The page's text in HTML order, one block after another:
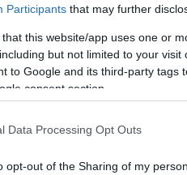
Participants that may further
that this website/app uses one or
but not limited to your
to Google and its third-party tags
consent section.
Data Processing Opt Outs
opt-out of the Sharing of my
Δηλαδή θα μου
πραγματικότητα».
μίλησε για τον
στη ζωή μας, ναι,
από την οποία